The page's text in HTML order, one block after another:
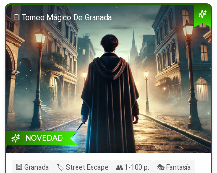
El Torneo Mágico De Granada
NOVEDAD
🕍 Granada 🏷️ Street Escape 👥 1-100 p.
🎭 Fantasía